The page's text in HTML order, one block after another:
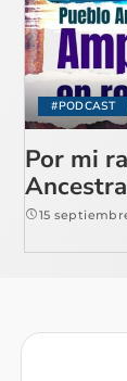
#PODCAST
Por mi
15